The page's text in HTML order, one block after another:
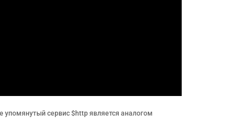
сервис $http является аналогом